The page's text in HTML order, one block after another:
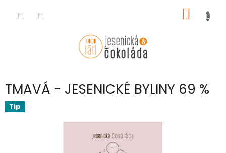
KOŠÍK
TMAVÁ - JESENICKÉ BYLINY 69 %
Tip